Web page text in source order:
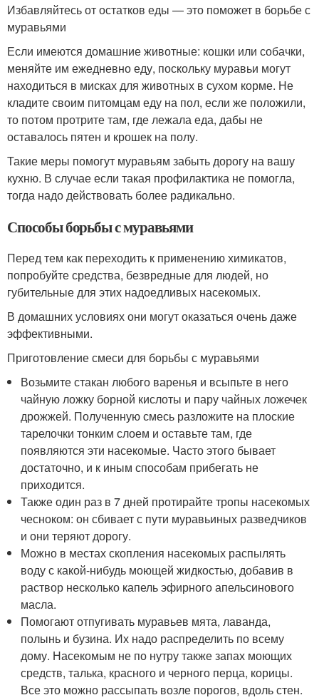
Избавляйтесь от остатков еды — это поможет в борьбе с
муравьями
Если имеются домашние животные: кошки или собачки,
меняйте им ежедневно еду, поскольку муравьи могут
находиться в мисках для животных в сухом корме. Не
кладите своим питомцам еду на пол, если же положили,
то потом протрите там, где лежала еда, дабы не
оставалось пятен и крошек на полу.
Такие меры помогут муравьям забыть дорогу на вашу
кухню. В случае если такая профилактика не помогла,
тогда надо действовать более радикально.
Способы борьбы с муравьями
Перед тем как переходить к применению химикатов,
попробуйте средства, безвредные для людей, но
губительные для этих надоедливых насекомых.
В домашних условиях они могут оказаться очень даже
эффективными.
Приготовление смеси для борьбы с муравьями
Возьмите стакан любого варенья и всыпьте в него
чайную ложку борной кислоты и пару чайных ложечек
дрожжей. Полученную смесь разложите на плоские
тарелочки тонким слоем и оставьте там, где
появляются эти насекомые. Часто этого бывает
достаточно, и к иным способам прибегать не
приходится.
Также один раз в 7 дней протирайте тропы насекомых
чесноком: он сбивает с пути муравьиных разведчиков
и они теряют дорогу.
Можно в местах скопления насекомых распылять
воду с какой-нибудь моющей жидкостью, добавив в
раствор несколько капель эфирного апельсинового
масла.
Помогают отпугивать муравьев мята, лаванда,
полынь и бузина. Их надо распределить по всему
дому. Насекомым не по нутру также запах моющих
средств, талька, красного и черного перца, корицы.
Все это можно рассыпать возле порогов, вдоль стен.